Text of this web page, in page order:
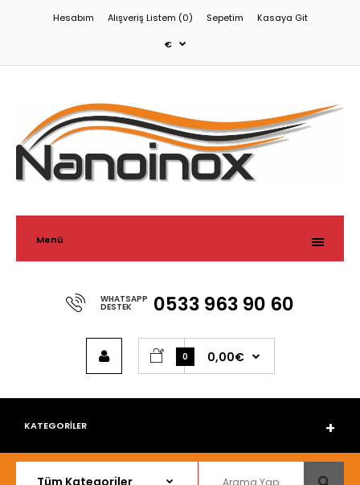
Hesabım Alışveriş Listem (0) Sepetim Kasaya Git
€
Menü
WHATSAPP
DESTEK 0533 963 90 60
0 0,00€
KATEGORİLER